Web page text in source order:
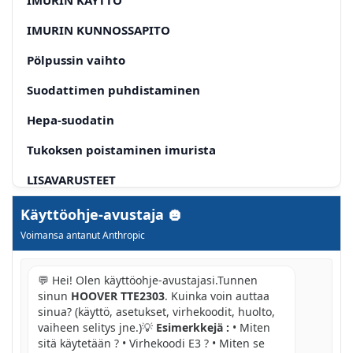
IMURIN KUNNOSSAPITO
Pölpussin vaihto
Suodattimen puhdistaminen
Hepa-suodatin
Tukoksen poistaminen imurista
LISAVARUSTEET
KÄYTTÄJÄN TARKISTUSLISTA
TÄRKEAA TIETOA
Hoover-huolto:
Laatu, turvallisuus ja ympäristö
Käyttöohje-avustaja
Voimansa antanut Anthropic
💬 Hei! Olen käyttöohje-avustajasi.Tunnen
sinun HOOVER TTE2303. Kuinka voin auttaa
sinua? (käyttö, asetukset, virhekoodit, huolto,
vaiheen selitys jne.)💡 Esimerkkejä : • Miten
sitä käytetään ? • Virhekoodi E3 ? • Miten se